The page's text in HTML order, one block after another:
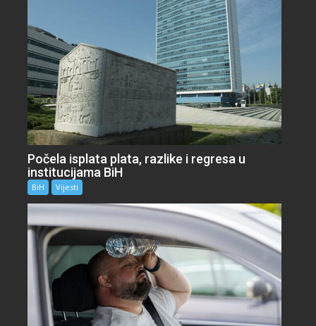
Počela isplata plata, razlike i regresa u
institucijama BiH
BiH Vijesti